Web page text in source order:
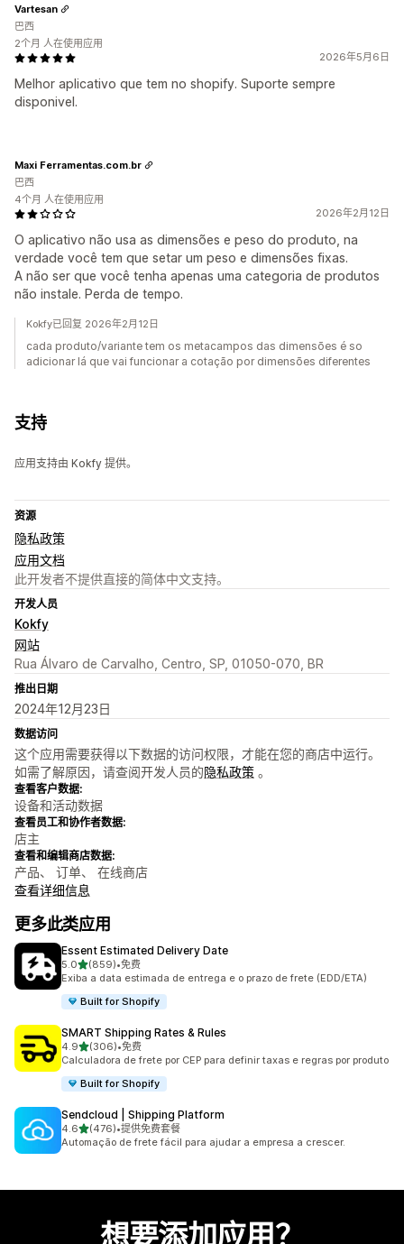
2026年5月6日
Melhor aplicativo que tem no shopify. Suporte sempre
disponivel.
Vartesan
巴西
2个月 人在使用应用
2026年2月12日
O aplicativo não usa as dimensões e peso do produto, na
verdade você tem que setar um peso e dimensões fixas.
A não ser que você tenha apenas uma categoria de produtos
não instale. Perda de tempo.
Maxi Ferramentas.com.br
巴西
4个月 人在使用应用
Kokfy已回复 2026年2月12日
cada produto/variante tem os metacampos das dimensões é so
adicionar lá que vai funcionar a cotação por dimensões diferentes
支持
应用支持由 Kokfy 提供。
资源
隐私政策
应用文档
此开发者不提供直接的简体中文支持。
开发人员
Kokfy
网站
Rua Álvaro de Carvalho, Centro, SP, 01050-070, BR
推出日期
2024年12月23日
数据访问
这个应用需要获得以下数据的访问权限，才能在您的商店中运行。
如需了解原因，请查阅开发人员的隐私政策 。
查看客户数据:
设备和活动数据
查看员工和协作者数据:
店主
查看和编辑商店数据:
产品、 订单、 在线商店
查看详细信息
更多此类应用
Essent Estimated Delivery Date
5.0星（满分 5 星）
(859)
总共 859 条评论
•免费
Exiba a data estimada de entrega e o prazo de frete (EDD/ETA)
Built for Shopify
SMART Shipping Rates & Rules
4.9星（满分 5 星）
(306)
总共 306 条评论
•免费
Calculadora de frete por CEP para definir taxas e regras por produto
Built for Shopify
Sendcloud | Shipping Platform
4.6星（满分 5 星）
(476)
总共 476 条评论
•提供免费套餐
Automação de frete fácil para ajudar a empresa a crescer.
想要添加应用？